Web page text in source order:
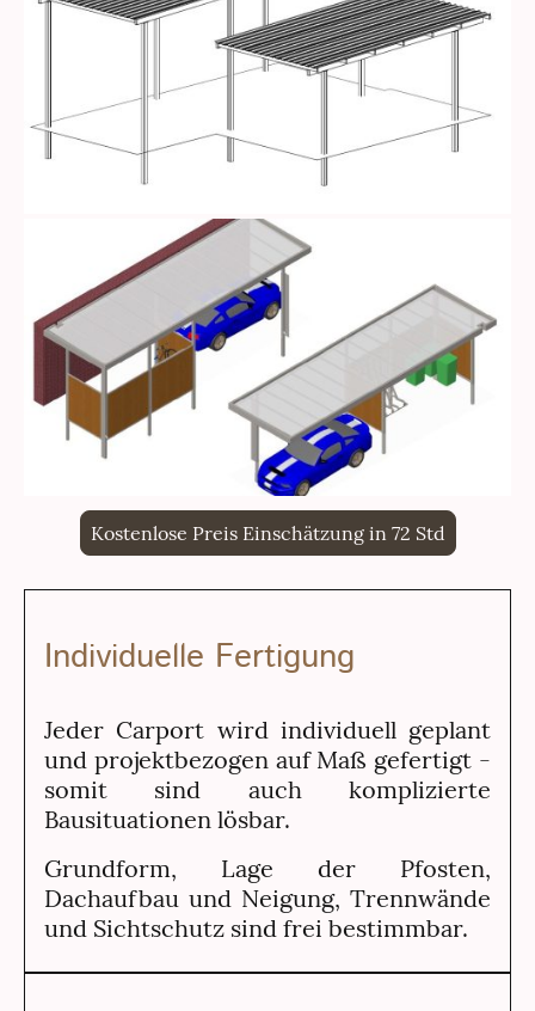
Kostenlose Preis Einschätzung in 72 Std
Individuelle Fertigung
Jeder Carport wird individuell geplant
und projektbezogen auf Maß gefertigt -
somit sind auch komplizierte
Bausituationen lösbar.
Grundform, Lage der Pfosten,
Dachaufbau und Neigung, Trennwände
und Sichtschutz sind frei bestimmbar.